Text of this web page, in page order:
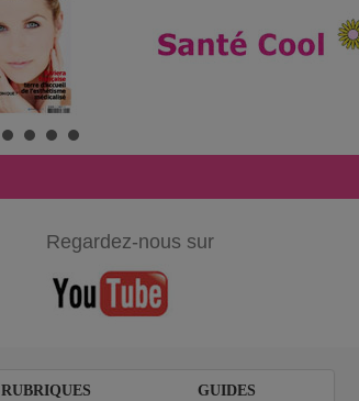
Regardez-nous sur
RUBRIQUES GUIDES